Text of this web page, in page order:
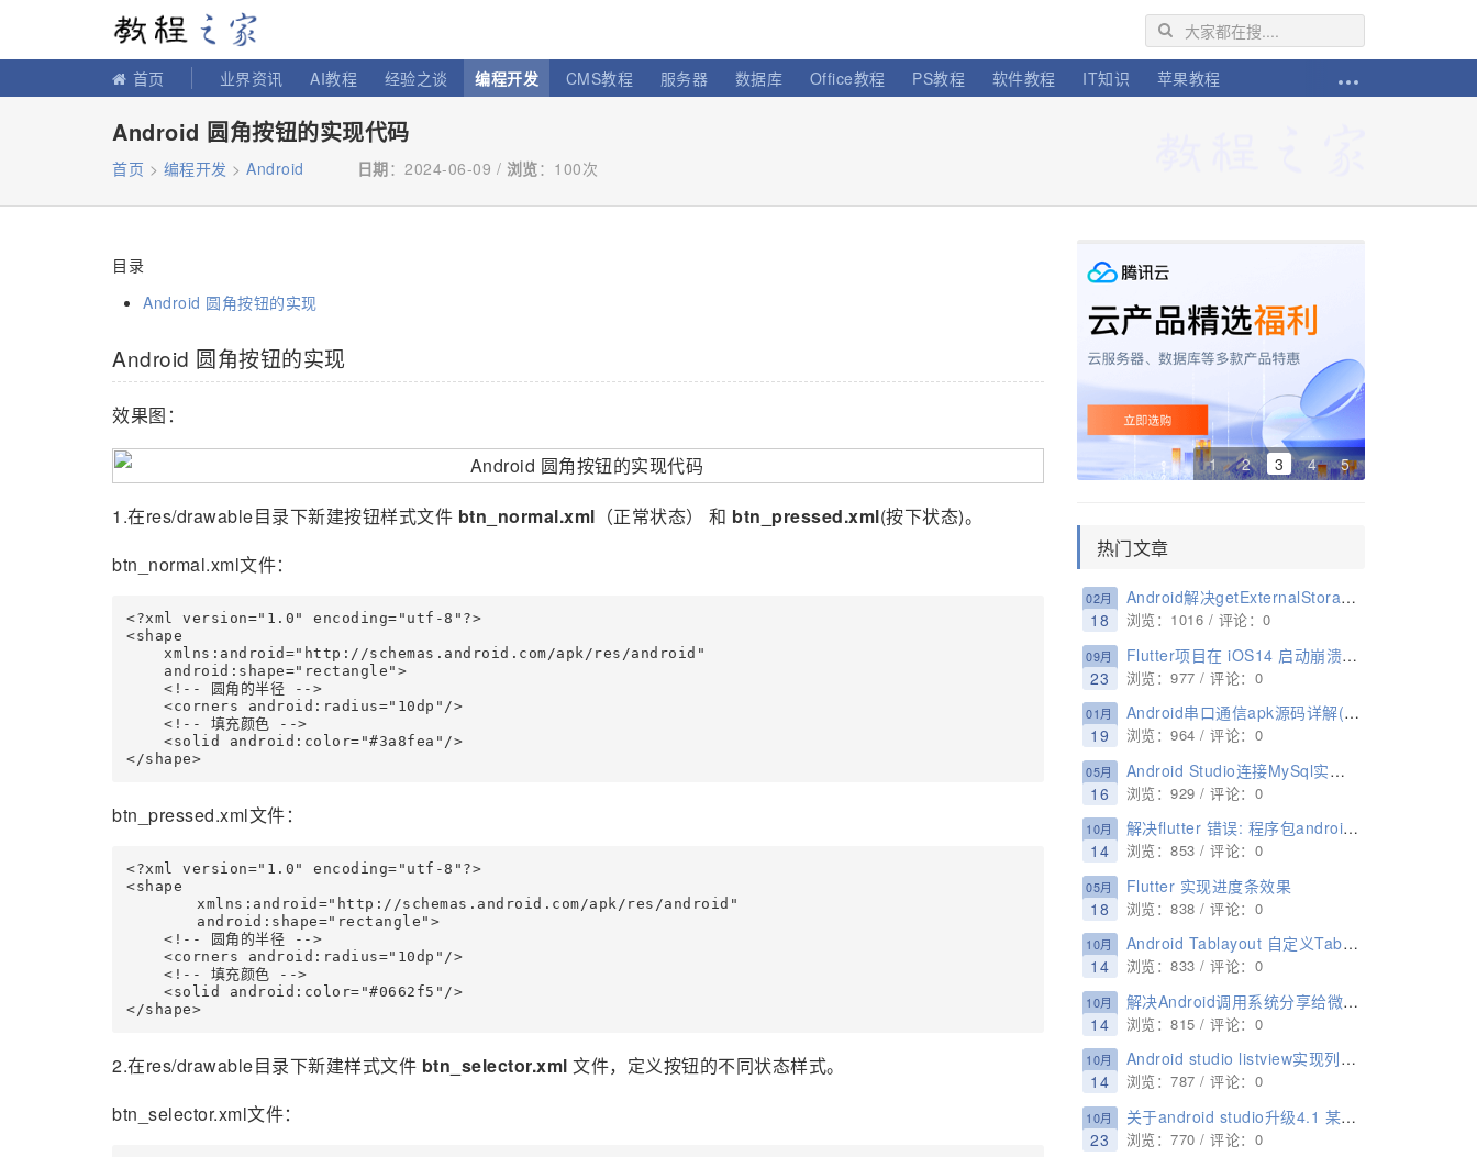
首页 业界资讯 AI教程 经验之谈 编程开发 CMS教程 服务器 数据库 Office教程 PS教程 软件教程 IT知识 苹果教程
Android 圆角按钮的实现代码
首页 > 编程开发 > Android 日期：2024-06-09 / 浏览： 100次
目录
Android 圆角按钮的实现
Android 圆角按钮的实现
效果图：
1.在res/drawable目录下新建按钮样式文件 btn_normal.xml （正常状态） 和 btn_pressed.xml(按下状态)。
btn_normal.xml文件：
<?xml version="1.0" encoding="utf-8"?>
<shape
    xmlns:android="http://schemas.android.com/apk/res/android"
    android:shape="rectangle">
    <!-- 圆角的半径 -->
    <corners android:radius="10dp"/>
    <!-- 填充颜色 -->
    <solid android:color="#3a8fea"/>
</shape>
btn_pressed.xml文件：
<?xml version="1.0" encoding="utf-8"?>
<shape
    <!-- 圆角的半径 -->
    <corners android:radius="10dp"/>
    <!-- 填充颜色 -->
    <solid android:color="#0662f5"/>
</shape>
2.在res/drawable目录下新建样式文件 btn_selector.xml 文件，定义按钮的不同状态样式。
btn_selector.xml文件：
1 2 3 4 5
热门文章
02月
18
Android解决getExternalStorageDirectory在29后废弃问题(推荐)
浏览：1016 / 评论：0
09月
23
Flutter项目在 iOS14 启动崩溃的解决方法
浏览：977 / 评论：0
01月
19
Android串口通信apk源码详解(附完整源码)
浏览：964 / 评论：0
05月
16
Android Studio连接MySql实现登录注册(附源代码)
浏览：929 / 评论：0
10月
14
解决flutter 错误: 程序包androidx.lifecycle不存在问题
浏览：853 / 评论：0
05月
18
Flutter 实现进度条效果
浏览：838 / 评论：0
10月
14
Android Tablayout 自定义Tab布局的使用案例
浏览：833 / 评论：0
10月
14
解决Android调用系统分享给微信,出现分享失败,分享多文件必须为图片格式的问题
浏览：815 / 评论：0
10月
14
Android studio listview实现列表数据显示 数据循环显示效果
浏览：787 / 评论：0
10月
23
关于android studio升级4.1 某些插件使用不了的问题(Mac)
浏览：770 / 评论：0